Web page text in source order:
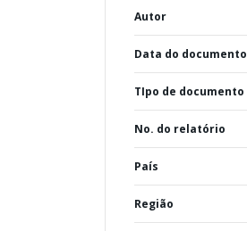
Autor
Data do documento
TIpo de documento
No. do relatório
País
Região